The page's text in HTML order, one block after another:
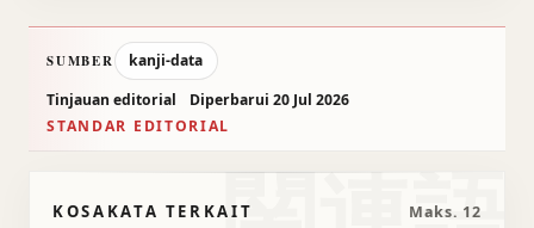
SUMBER
kanji-data
Tinjauan editorial
Diperbarui 20 Jul 2026
STANDAR EDITORIAL
KOSAKATA TERKAIT Maks. 12